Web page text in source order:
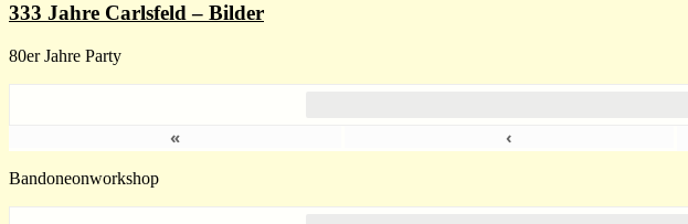
333 Jahre Carlsfeld – Bilder
80er Jahre Party
« ‹
Bandoneonworkshop